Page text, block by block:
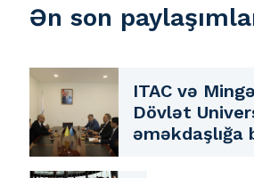
Ən son
ITAC və
Dövlət
əməkdaşlığa